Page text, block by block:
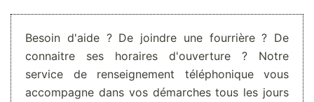
Besoin d'aide ? De joindre une fourrière ? De
connaitre ses horaires d'ouverture ? Notre
service de renseignement téléphonique vous
accompagne dans vos démarches tous les jours